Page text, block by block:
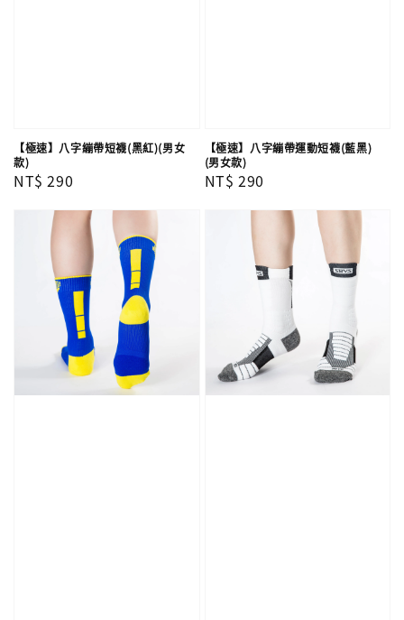
【極速】八字繃帶短襪(黑紅)(男女
款)
Regular
NT$ 290
【極速】八字繃帶運動短襪(藍黑)
(男女款)
Regular
NT$ 290